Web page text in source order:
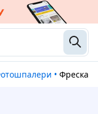
Фотошпалери • Фреска